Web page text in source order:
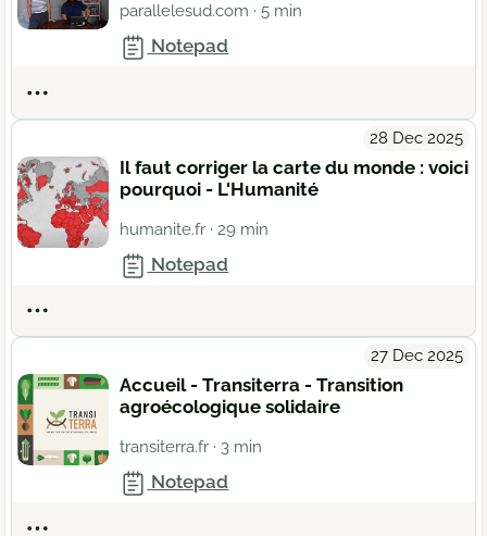
parallelesud.com · 5 min
Notepad
28 Dec 2025
Il faut corriger la carte du monde : voici
pourquoi - L'Humanité
humanite.fr · 29 min
Notepad
27 Dec 2025
Accueil - Transiterra - Transition
agroécologique solidaire
transiterra.fr · 3 min
Notepad